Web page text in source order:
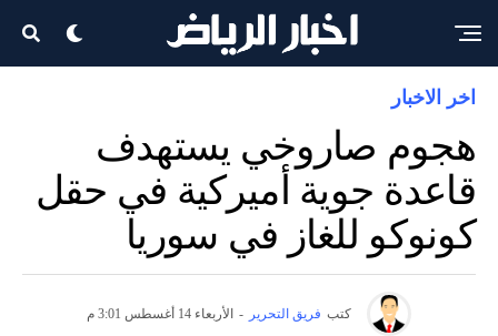
اخر الاخبار
هجوم صاروخي يستهدف
قاعدة جوية أميركية في حقل
كونوكو للغاز في سوريا
كتب فريق التحرير - الأربعاء 14 أغسطس 3:01 م